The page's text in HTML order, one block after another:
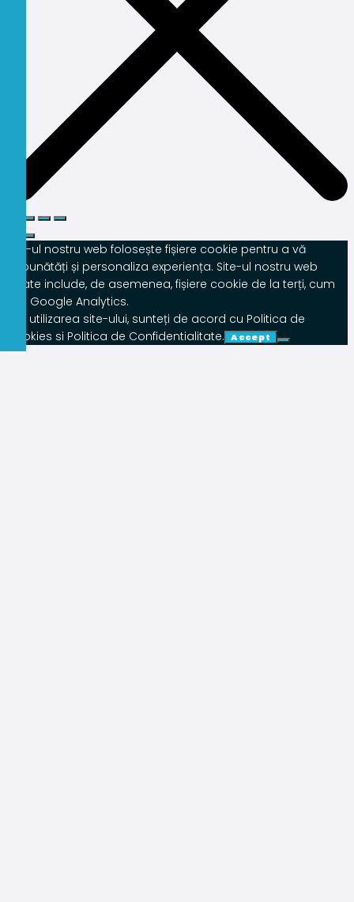
Site-ul nostru web folosește fișiere cookie pentru a vă
îmbunătăți și personaliza experiența. Site-ul nostru web
poate include, de asemenea, fișiere cookie de la terți, cum
ar fi Google Analytics.
Prin utilizarea site-ului, sunteți de acord cu Politica de
Cookies si Politica de Confidentialitate. Accept